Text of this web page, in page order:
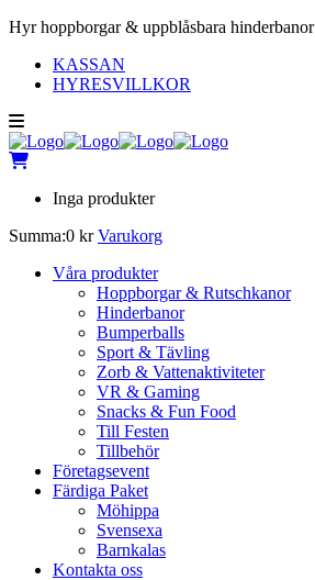
Hyr hoppborgar & uppblåsbara hinderbanor
KASSAN
HYRESVILLKOR
Inga produkter
Summa:0 kr Varukorg
Våra produkter
Hoppborgar & Rutschkanor
Hinderbanor
Bumperballs
Sport & Tävling
Zorb & Vattenaktiviteter
VR & Gaming
Snacks & Fun Food
Till Festen
Tillbehör
Företagsevent
Färdiga Paket
Möhippa
Svensexa
Barnkalas
Kontakta oss